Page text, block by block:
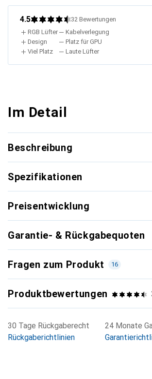
4.5 32 Bewertungen
RGB Lüfter
Design
Viel Platz
Kabelverlegung
Platz für GPU
Laute Lüfter
Im Detail
Beschreibung
Spezifikationen
Preisentwicklung
Garantie- & Rückgabequoten
Fragen zum Produkt 16
Produktbewertungen
30 Tage Rückgaberecht
Rückgaberichtlinien
24 Monate